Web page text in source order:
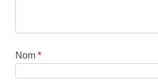
Nom*